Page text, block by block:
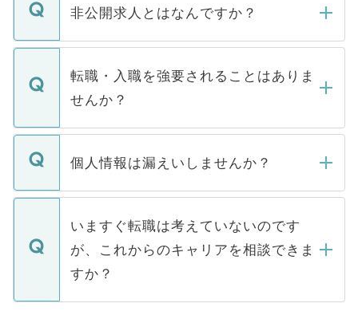
登録内容を確認し、その後メールもしくは
ます。通常、5営業日以内にはご連絡をせて
いただきますので、しばらくお待ちくださ
非公開求人とはなんですか？
マイナビDOCTORで取り扱っている求人の
うち約3割は、Webサイトからご覧いただ
けない「非公開求人」です。非公開求人は
下記の理由によって、一般には公開してい
ません。
■応募殺到を避けるため 人気のある医療機
関を公にしてしまうと、応募が殺到する場
に、医療機関が求める条件に合った人材の
みを人材紹介会社に依頼するケースが増え
ています。
転職・入職を強要されることはありま
せんか？
転職・入職を強要することは一切ありませ
ん。また、仮に応募先から内定をいただい
定を承諾する必要はありません。内定先へ
の辞退の連絡はキャリアパートナーが行い
個人情報は漏えいしませんか？
個人情報が漏えいすることはありませんの
で、ご安心ください。当サイトからの登録
などで収集したご登録者様の個人情報は、
ご本人のキャリアアップおよび転職活動の
支援を目的に使用いたします。お預かりし
ているすべての個人データはご本人の許可
いますぐ転職は考えていないのです
が、これからのキャリアを相談できま
すか？